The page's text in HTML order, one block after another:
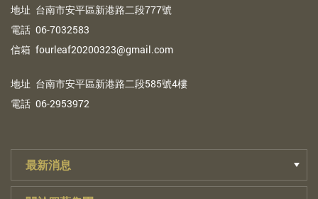
地址 台南市安平區新港路二段777號
電話 06-7032583
信箱 fourleaf20200323@gmail.com
地址 台南市安平區新港路二段585號4樓
電話 06-2953972
最新消息